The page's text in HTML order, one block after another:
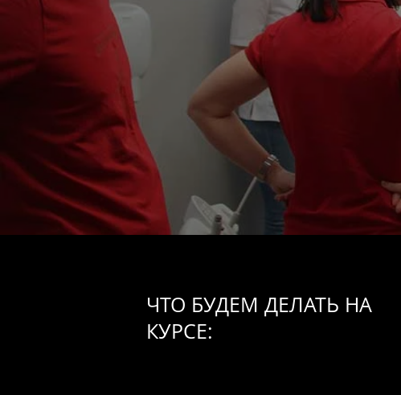
ЧТО БУДЕМ ДЕЛАТЬ НА
КУРСЕ: